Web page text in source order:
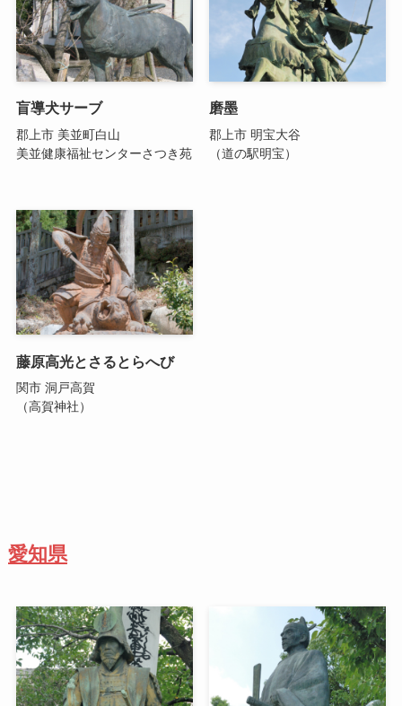
盲導犬サーブ
郡上市 美並町白山
美並健康福祉センターさつき苑
磨墨
郡上市 明宝大谷
（道の駅明宝）
藤原高光とさるとらへび
関市 洞戸高賀
（高賀神社）
愛知県